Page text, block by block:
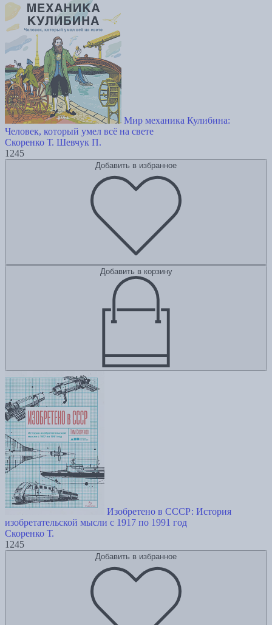
Мир механика Кулибина:
Человек, который умел всё на свете
Скоренко Т. Шевчук П.
1245
Добавить в избранное
Добавить в корзину
Изобретено в СССР: История
изобретательской мысли с 1917 по 1991 год
Скоренко Т.
1245
Добавить в избранное